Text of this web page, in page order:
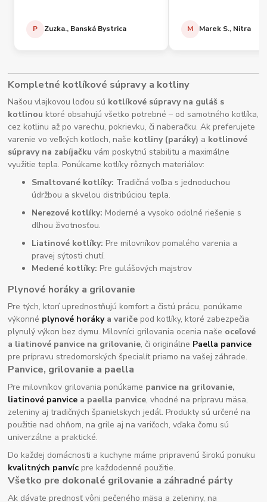
P Zuzka., Banská Bystrica M Marek S., Nitra
Kompletné kotlíkové súpravy a kotliny
Našou vlajkovou loďou sú kotlíkové súpravy na guláš s
kotlinou ktoré obsahujú všetko potrebné – od samotného kotlíka,
cez kotlinu až po varechu, pokrievku, či naberačku. Ak preferujete
varenie vo veľkých kotloch, naše kotliny (paráky) a kotlinové
súpravy na zabíjačku vám poskytnú stabilitu a maximálne
využitie tepla. Ponúkame kotlíky rôznych materiálov:
Smaltované kotlíky: Tradičná voľba s jednoduchou
údržbou a skvelou distribúciou tepla.
Nerezové kotlíky: Moderné a vysoko odolné riešenie s
dlhou životnosťou.
Liatinové kotlíky: Pre milovníkov pomalého varenia a
pravej sýtosti chutí.
Medené kotlíky: Pre gulášových majstrov
Plynové horáky a grilovanie
Pre tých, ktorí uprednostňujú komfort a čistú prácu, ponúkame
výkonné plynové horákya variče pod kotlíky, ktoré zabezpečia
plynulý výkon bez dymu. Milovníci grilovania ocenia naše oceľové
a liatinové panvice na grilovanie, či originálne Paella panvice
pre prípravu stredomorských špecialít priamo na vašej záhrade.
Panvice, grilovanie a paella
Pre milovníkov grilovania ponúkame panvice na grilovanie,
liatinové panvice a paella panvice, vhodné na prípravu mäsa,
zeleniny aj tradičných španielskych jedál. Produkty sú určené na
použitie nad ohňom, na grile aj na varičoch, vďaka čomu sú
univerzálne a praktické.
Do každej domácnosti a kuchyne máme pripravenú širokú ponuku
kvalitných panvíc pre každodenné použitie.
Všetko pre dokonalé grilovanie a záhradné párty
Ak dávate prednosť vôni pečeného mäsa a zeleniny, na